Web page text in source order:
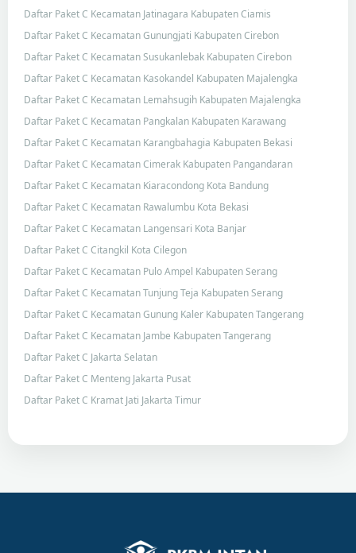
Daftar Paket C Kecamatan Jatinagara Kabupaten Ciamis
Daftar Paket C Kecamatan Gunungjati Kabupaten Cirebon
Daftar Paket C Kecamatan Susukanlebak Kabupaten Cirebon
Daftar Paket C Kecamatan Kasokandel Kabupaten Majalengka
Daftar Paket C Kecamatan Lemahsugih Kabupaten Majalengka
Daftar Paket C Kecamatan Pangkalan Kabupaten Karawang
Daftar Paket C Kecamatan Karangbahagia Kabupaten Bekasi
Daftar Paket C Kecamatan Cimerak Kabupaten Pangandaran
Daftar Paket C Kecamatan Kiaracondong Kota Bandung
Daftar Paket C Kecamatan Rawalumbu Kota Bekasi
Daftar Paket C Kecamatan Langensari Kota Banjar
Daftar Paket C Citangkil Kota Cilegon
Daftar Paket C Kecamatan Pulo Ampel Kabupaten Serang
Daftar Paket C Kecamatan Tunjung Teja Kabupaten Serang
Daftar Paket C Kecamatan Gunung Kaler Kabupaten Tangerang
Daftar Paket C Kecamatan Jambe Kabupaten Tangerang
Daftar Paket C Jakarta Selatan
Daftar Paket C Menteng Jakarta Pusat
Daftar Paket C Kramat Jati Jakarta Timur